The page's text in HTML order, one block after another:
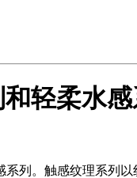
轻柔水感
列。触感纹理系列